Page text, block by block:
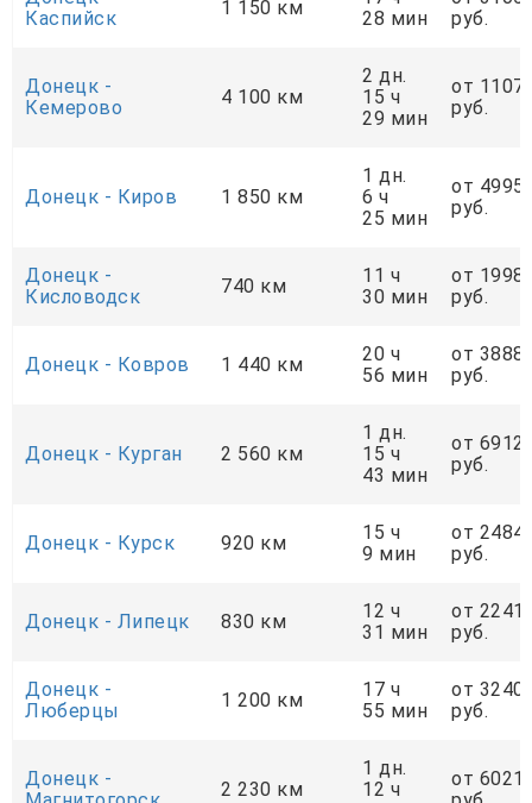
Каспийск
1 150 км
28 мин
руб.
Донецк -
Кемерово
4 100 км
2 дн.
15 ч
29 мин
от
руб.
Донецк - Киров 1 850 км
1 дн.
6 ч
25 мин
от
руб.
Донецк -
Кисловодск
740 км
11 ч
30 мин
от
руб.
Донецк - Ковров 1 440 км
20 ч
56 мин
от
руб.
Донецк - Курган 2 560 км
1 дн.
15 ч
43 мин
от
руб.
Донецк - Курск 920 км
15 ч
9 мин
от
руб.
Донецк - Липецк 830 км
12 ч
31 мин
от
руб.
Донецк -
Люберцы
1 200 км
17 ч
55 мин
от
руб.
Донецк -
2 230 км
1 дн.
12 ч
от